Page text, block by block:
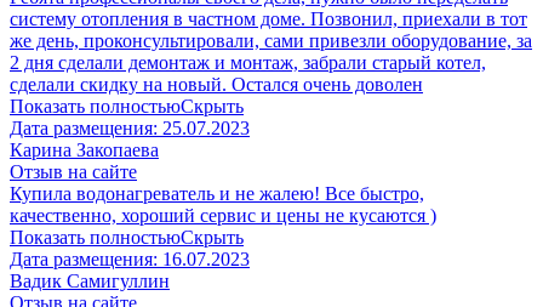
систему отопления в частном доме. Позвонил, приехали в тот
же день, проконсультировали, сами привезли оборудование, за
2 дня сделали демонтаж и монтаж, забрали старый котел,
сделали скидку на новый. Остался очень доволен
Показать полностьюСкрыть
Дата размещения: 25.07.2023
Карина Закопаева
Отзыв на сайте
Купила водонагреватель и не жалею! Все быстро,
качественно, хороший сервис и цены не кусаются )
Показать полностьюСкрыть
Дата размещения: 16.07.2023
Вадик Самигуллин